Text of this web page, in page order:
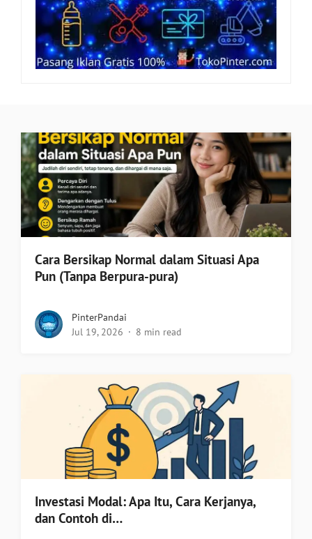
Cara Bersikap Normal dalam Situasi Apa
Pun (Tanpa Berpura-pura)
PinterPandai
Jul 19, 2026
8 min read
Investasi Modal: Apa Itu, Cara Kerjanya,
dan Contoh di…